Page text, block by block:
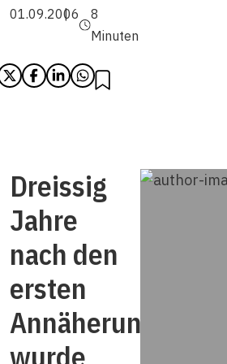
01.09.2006
8
Minuten
Dreissig
Jahre
nach den
ersten